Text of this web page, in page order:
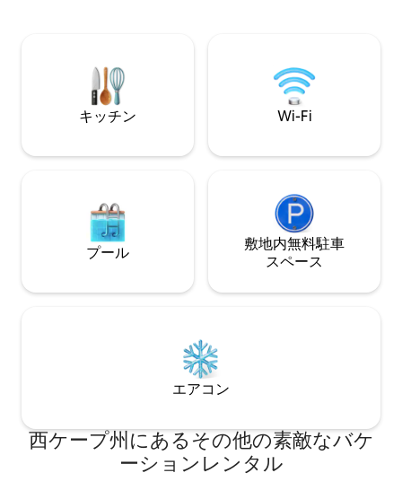
ウンテンバイクの
り、ダムでは水泳
を楽しめます。
キッチン Wi-Fi
プール
敷地内無料駐⁠車
ス⁠ペ⁠ー⁠ス
エアコン
西ケープ州にあるその他の素敵なバケ
ーションレンタル